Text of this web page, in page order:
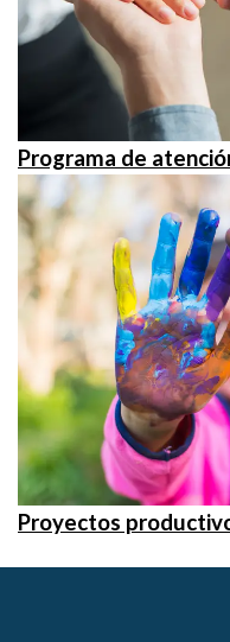
Programa de
Proyectos